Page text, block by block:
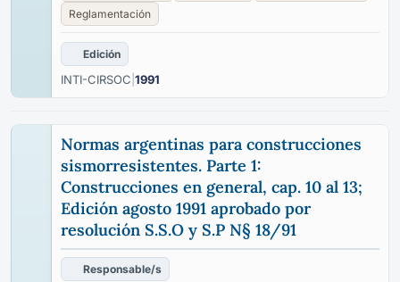
Reglamentación
Edición
INTI-CIRSOC 1991
Normas argentinas para construcciones
sismorresistentes. Parte 1:
Construcciones en general, cap. 10 al 13;
Edición agosto 1991 aprobado por
resolución S.S.O y S.P N§ 18/91
Responsable/s